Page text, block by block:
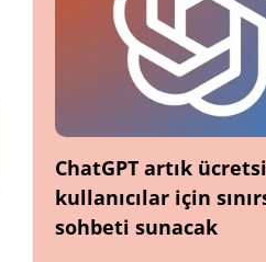
ChatGPT artık
kullanıcılar için
sohbeti sunacak